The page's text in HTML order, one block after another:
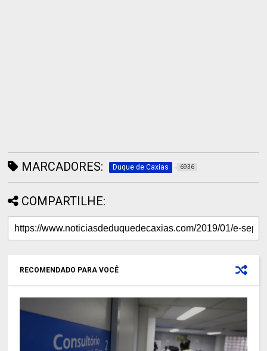
MARCADORES: Duque de Caxias 6936
COMPARTILHE:
RECOMENDADO PARA VOCÊ